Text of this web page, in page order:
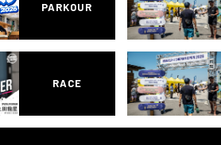
PARKOUR
RACE